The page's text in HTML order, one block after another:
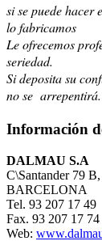
si se puede hacer
lo fabricamos
Le ofrecemos
seriedad.
Si deposita su
no se arrepentirá.
Información
DALMAU S.A
C\Santander 79
BARCELONA
Tel. 93 207 17 49
Fax. 93 207 17 74
Web: